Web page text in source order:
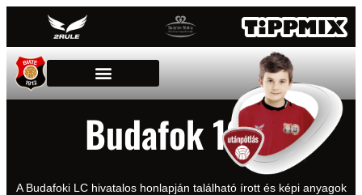
Budafok 1912
A Budafoki LC hivatalos honlapján található írott és képi anyagok